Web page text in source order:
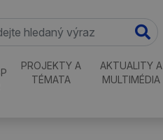
PROJEKTY A
TÉMATA
AKTUALITY A
MULTIMÉDIA